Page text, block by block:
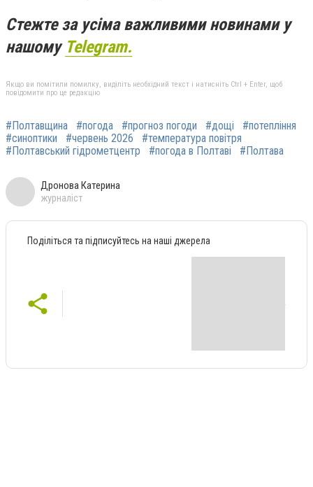
Стежте за усіма важливими новинами у
нашому Telegram.
Якщо ви помітили помилку, виділіть необхідний текст і натисніть Ctrl + Enter, щоб
повідомити про це редакцію
#Полтавщина #погода #прогноз погоди #дощі
#потепління
#синоптики
#червень 2026
#температура повітря
#Полтавський гідрометцентр
#погода в Полтаві #Полтава
Дронова Катерина
журналіст
Поділіться та підписуйтесь на наші джерела